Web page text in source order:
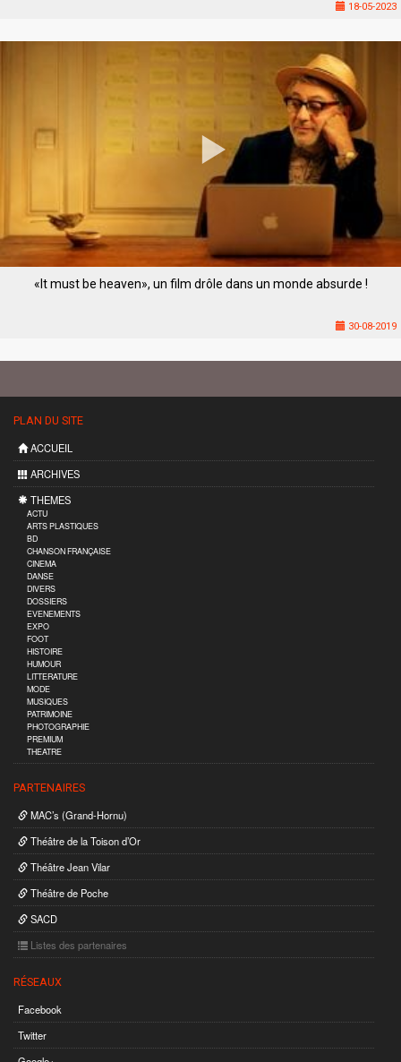
18-05-2023
«It must be heaven», un film drôle dans un monde absurde !
30-08-2019
PLAN DU SITE
ACCUEIL
ARCHIVES
THEMES
ACTU
ARTS PLASTIQUES
BD
CHANSON FRANÇAISE
CINEMA
DANSE
DIVERS
DOSSIERS
EVENEMENTS
EXPO
FOOT
HISTOIRE
HUMOUR
LITTERATURE
MODE
MUSIQUES
PATRIMOINE
PHOTOGRAPHIE
PREMIUM
THEATRE
PARTENAIRES
MAC’s (Grand-Hornu)
Théâtre de la Toison d’Or
Théâtre Jean Vilar
Théâtre de Poche
SACD
Listes des partenaires
RÉSEAUX
Facebook
Twitter